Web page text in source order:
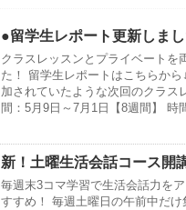
●留学生レポート更新しまし
クラスレッスンとプライベートを
た！ 留学生レポートはこちらか
加されていたような次回のクラス
間：5月9日～7月1日【8週間】
新！土曜生活会話コース開
毎週末3コマ学習で生活会話力を
すすめ！ 毎週土曜日の午前中だ